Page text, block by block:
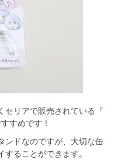
セリアで販売されている『
すめです！
ンドなのですが、大切な缶
ることができます。